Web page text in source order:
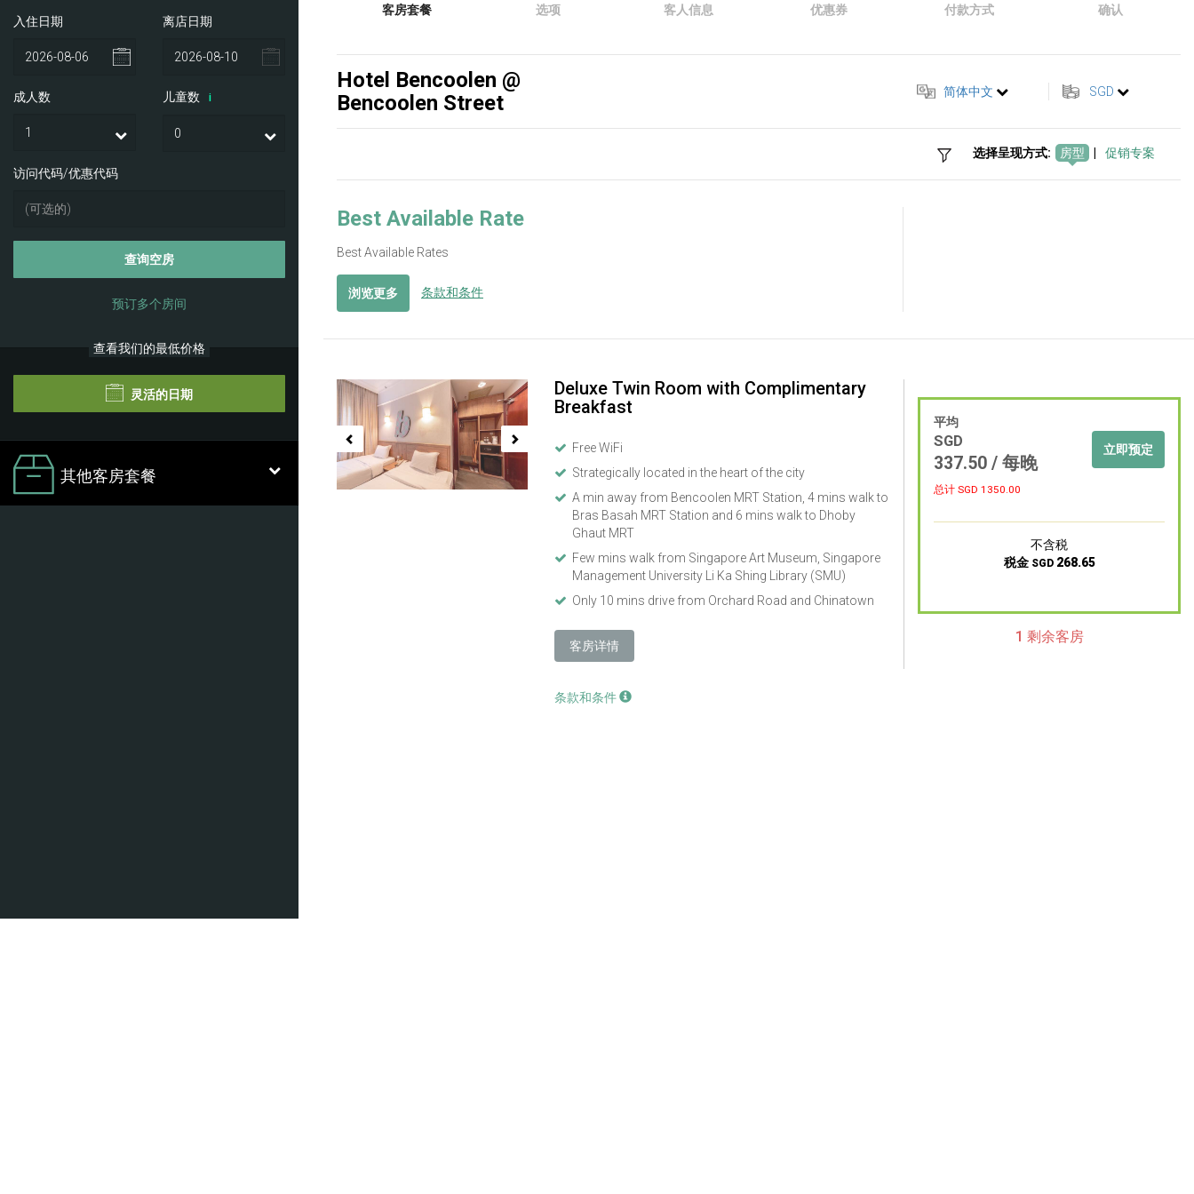
入住日期 离店日期
成人数 儿童数 i
访问代码/优惠代码
查询空房
预订多个房间
查看我们的最低价格
灵活的日期
其他客房套餐
客房套餐 选项 客人信息 优惠券 付款方式 确认
Hotel Bencoolen @
Bencoolen Street
简体中文 SGD
选择呈现方式: 房型 促销专案
Best Available Rate
Best Available Rates
浏览更多 条款和条件
Previous Next
Deluxe Twin Room with Complimentary
Breakfast
Free WiFi
Strategically located in the heart of the city
A min away from Bencoolen MRT Station, 4 mins walk to
Bras Basah MRT Station and 6 mins walk to Dhoby
Ghaut MRT
Few mins walk from Singapore Art Museum, Singapore
Management University Li Ka Shing Library (SMU)
Only 10 mins drive from Orchard Road and Chinatown
客房详情
条款和条件
平均
SGD
337.50/ 每晚
总计 SGD1350.00
立即预定
不含税
税金 SGD 268.65
1 剩余客房